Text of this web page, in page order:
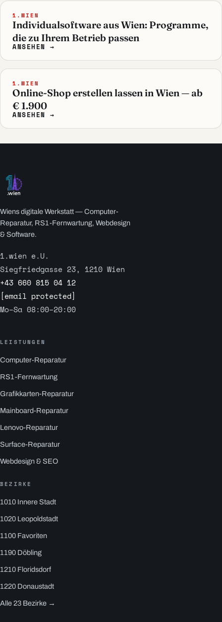
1.WIEN
Individualsoftware aus Wien: Programme,
die zu Ihrem Betrieb passen
ANSEHEN →
1.WIEN
Online-Shop erstellen lassen in Wien — ab
€ 1.900
ANSEHEN →
Wiens digitale Werkstatt — Computer-
Reparatur, RS1-Fernwartung, Webdesign
& Software.
1.wien e.U.
Siegfriedgasse 23, 1210 Wien
+43 660 815 04 12
[email protected]
Mo–Sa 08:00–20:00
LEISTUNGEN
Computer-Reparatur
RS1-Fernwartung
Grafikkarten-Reparatur
Mainboard-Reparatur
Lenovo-Reparatur
Surface-Reparatur
Webdesign & SEO
BEZIRKE
1010 Innere Stadt
1020 Leopoldstadt
1100 Favoriten
1190 Döbling
1210 Floridsdorf
1220 Donaustadt
Alle 23 Bezirke →